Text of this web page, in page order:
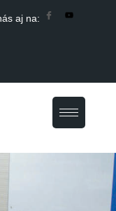
aj na: